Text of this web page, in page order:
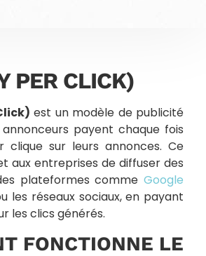
PER CLICK)
est un modèle de publicité
payent chaque fois
clique sur leurs annonces. Ce
aux entreprises de diffuser des
plateformes comme Google
les réseaux sociaux, en payant
les clics générés.
FONCTIONNE LE